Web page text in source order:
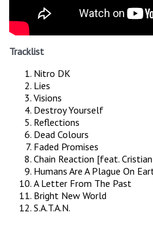
Tracklist
Nitro DK
Lies
Visions
Destroy Yourself
Reflections
Dead Colours
Faded Promises
Chain Reaction [feat.
Humans Are A Plague On
A Letter From The Past
Bright New World
S.A.T.A.N.